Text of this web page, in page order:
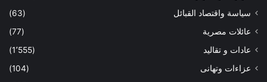
سياسة واقتصاد القبائل
(63)
عائلات مصرية
(77)
عادات و تقاليد
(1٬555)
عزاءات وتهانى
(104)